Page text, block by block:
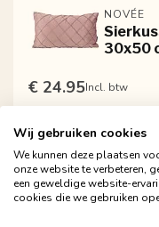
NOVÉE
30x50
€ 24.95Incl. btw
NOVÉE
30x50
Wij gebruiken cookies
We kunnen deze plaatsen
onze website te verbeteren,
een geweldige website-
cookies die we gebruiken